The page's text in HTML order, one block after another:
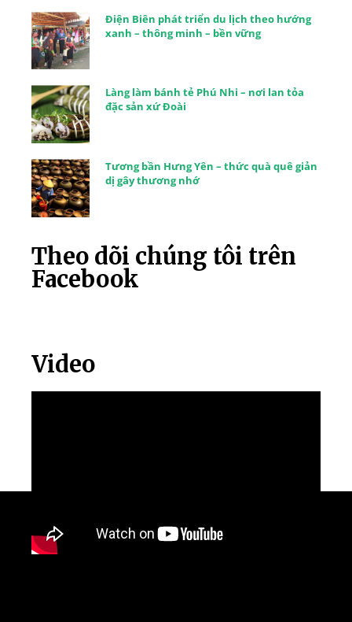
Điện Biên phát triển du lịch theo hướng
xanh – thông minh – bền vững
Làng làm bánh tẻ Phú Nhi – nơi lan tỏa
đặc sản xứ Đoài
Tương bần Hưng Yên – thức quà quê giản
dị gây thương nhớ
Theo dõi chúng tôi trên
Facebook
Video